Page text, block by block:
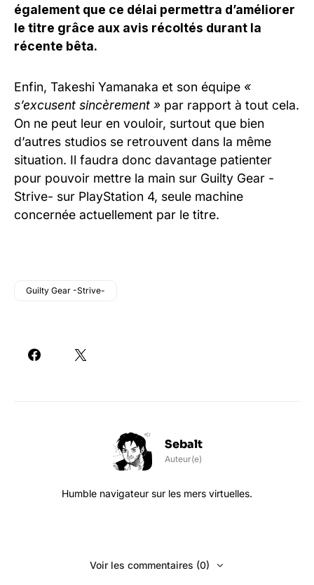
également que ce délai permettra d’améliorer
le titre grâce aux avis récoltés durant la
récente bêta.
Enfin, Takeshi Yamanaka et son équipe «
s’excusent sincèrement » par rapport à tout cela.
On ne peut leur en vouloir, surtout que bien
d’autres studios se retrouvent dans la même
situation. Il faudra donc davantage patienter
pour pouvoir mettre la main sur Guilty Gear -
Strive- sur PlayStation 4, seule machine
concernée actuellement par le titre.
Guilty Gear -Strive-
Sebalt
Auteur(e)
Humble navigateur sur les mers virtuelles.
Voir les commentaires (0)